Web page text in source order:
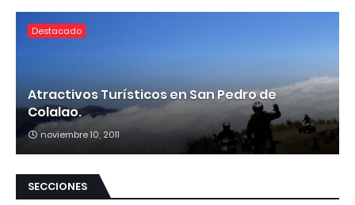
Destacado
Atractivos Turísticos en San Pedro de
Colalao.
noviembre 10, 2011
SECCIONES